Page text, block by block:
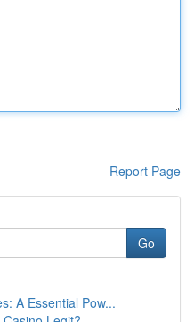
Report Page
Go
A Essential Pow...